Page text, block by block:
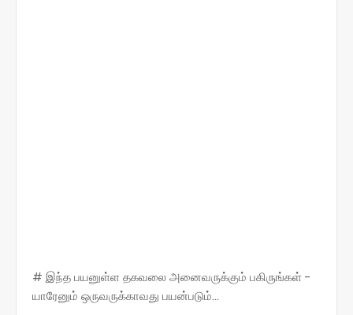
# இந்த பயனுள்ள தகவலை அனைவருக்கும் பகிருங்கள் -
யாரேனும் ஒருவருக்காவது பயன்படும்...